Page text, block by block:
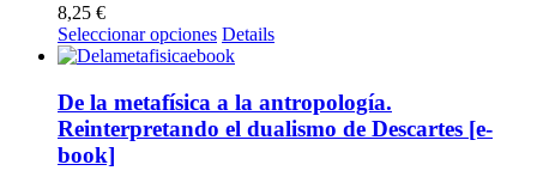
producto
pueden
elegir
la
página
8,25 €
Seleccionar opciones Este
producto
múltiples
variantes.
Las
Details
De la metafísica a la antropología.
Reinterpretando el dualismo de Descartes [e-
book]